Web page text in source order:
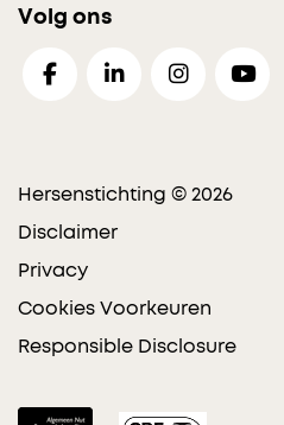
Volg ons
Hersenstichting © 2026
Disclaimer
Privacy
Cookies Voorkeuren
Responsible Disclosure